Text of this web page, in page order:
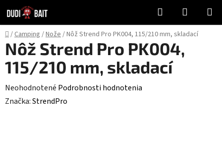
na
obsah
Hľadať
KOŠÍK
Domov
/Camping /Nože/Nôž Strend Pro PK004, 115/210 mm, skladací
Nôž Strend Pro PK004,
115/210 mm, skladací
Priemerné
hodnotenie
Neohodnotené Podrobnosti hodnotenia
Značka:StrendPro